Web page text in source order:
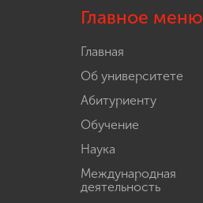
Главное меню
Главная
Об университете
Абитуриенту
Обучение
Наука
Международная
деятельность